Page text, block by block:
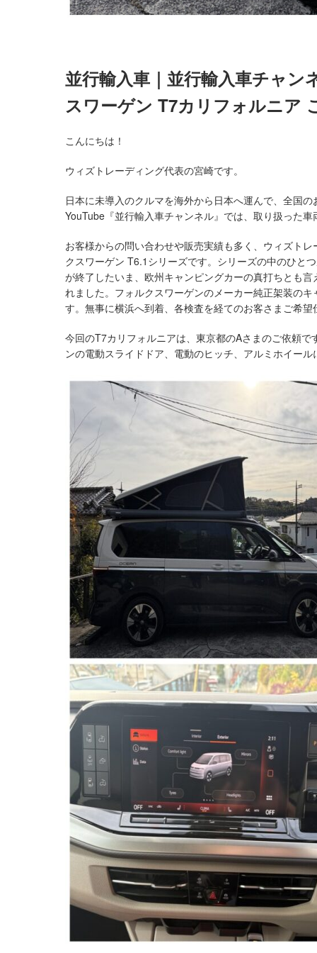
並行輸入車｜並行輸入車チャ
スワーゲン T7カリフォルニア
こんにちは！
ウィズトレーディング代表の宮崎です。
日本に未導入のクルマを海外から日本へ運んで、全国
YouTube『並行輸入車チャンネル』では、取り扱った
お客様からの問い合わせや販売実績も多く、ウィズト
クスワーゲン T6.1シリーズです。シリーズの中のひと
が終了したいま、欧州キャンピングカーの真打ちとも
れました。フォルクスワーゲンのメーカー純正架装の
す。無事に横浜へ到着、各検査を経てのお客さまご希
今回のT7カリフォルニアは、東京都のAさまのご依頼
ンの電動スライドドア、電動のヒッチ、アルミホイー